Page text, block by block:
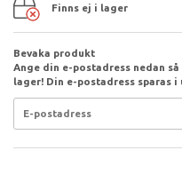
Finns ej i lager
Bevaka produkt
Ange din e-postadress nedan
lager! Din e-postadress sparas i